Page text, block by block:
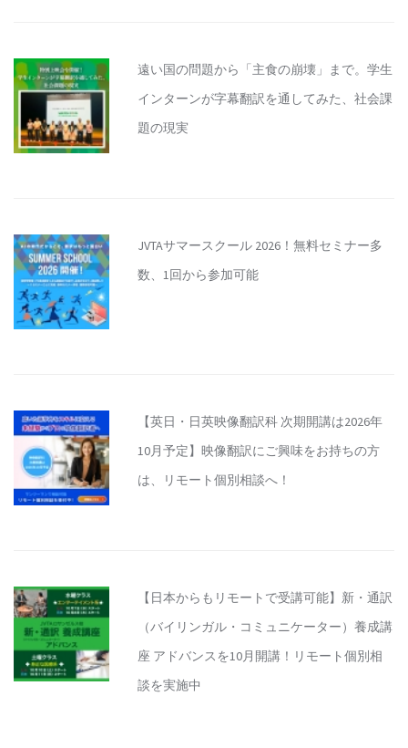
遠い国の問題から「主食の崩壊」まで。学生
インターンが字幕翻訳を通してみた、社会課
題の現実
JVTAサマースクール 2026！無料セミナー多
数、1回から参加可能
【英日・日英映像翻訳科 次期開講は2026年
10月予定】映像翻訳にご興味をお持ちの方
は、リモート個別相談へ！
【日本からもリモートで受講可能】新・通訳
（バイリンガル・コミュニケーター）養成講
座 アドバンスを10月開講！リモート個別相
談を実施中